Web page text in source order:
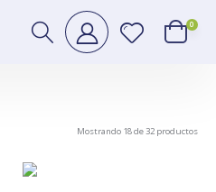
0
Mostrando 18 de 32 productos